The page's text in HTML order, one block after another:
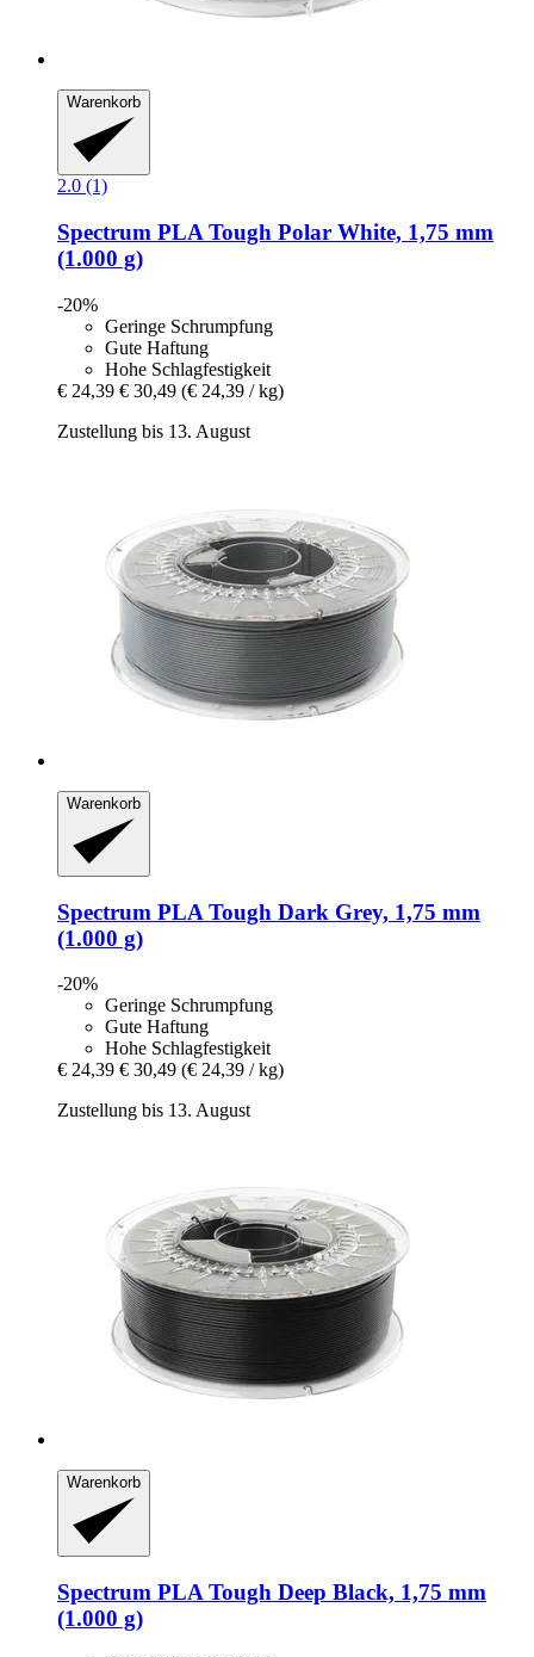
Warenkorb
2.0 (1)
Spectrum PLA Tough Polar White, 1,75 mm
(1.000 g)
-20%
Geringe Schrumpfung
Gute Haftung
Hohe Schlagfestigkeit
€ 24,39 € 30,49 (€ 24,39 / kg)
Zustellung bis 13. August
Warenkorb
Spectrum PLA Tough Dark Grey, 1,75 mm
(1.000 g)
-20%
Geringe Schrumpfung
Gute Haftung
Hohe Schlagfestigkeit
€ 24,39 € 30,49 (€ 24,39 / kg)
Zustellung bis 13. August
Warenkorb
Spectrum PLA Tough Deep Black, 1,75 mm
(1.000 g)